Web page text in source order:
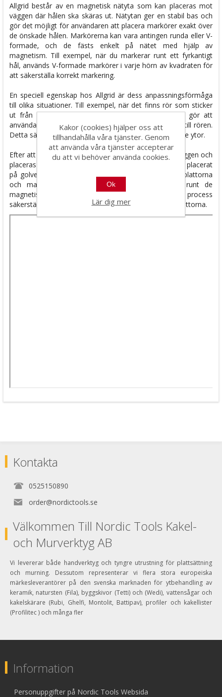
Allgrid består av en magnetisk nätyta som kan placeras mot
väggen där hålen ska skäras ut. Nätytan ger en stabil bas och
gör det möjligt för användaren att placera markörer exakt över
de önskade hålen. Markörerna kan vara antingen runda eller V-
formade, och de fästs enkelt på nätet med hjälp av
magnetism. Till exempel, när du markerar runt ett fyrkantigt
hål, används V-formade markörer i varje hörn av kvadraten för
att säkerställa korrekt markering.
En speciell egenskap hos Allgrid är dess anpassningsförmåga
till olika situationer. Till exempel, när det finns rör som sticker
ut från väggen, har produkten justerbara ben som gör att
användaren kan höja nätytan i rätt höjd i förhållande till rören.
Detta säkerställer korrekt märkning även på utmanande ytor.
Efter att alla hål har markerats tas Allgrid bort från väggen och
placeras över motsvarande kakel/skivor som du har placerat
på golvet eller ett bord. Sedan placeras Allgrid över plattorna
och markeringen upprepas genom att rita spår runt de
magnetiska markörerna. Denna enkla men effektiva process
säkerställer kortfattad och exakt skärning av hålen i plattorna.
Kontakta
0525150890
order@nordictools.se
Välkommen Till Nordic Tools Kakel-
och Murverktyg AB
Vi levererar både handverktyg och tyngre utrustning för plattsättning
och murning. Dessutom representerar vi flera stora europeiska
märkesleverantörer på den svenska marknaden för ytbehandling av
keramik, natursten (Fila), byggskivor (Tetti) och (Wedi), vattensågar och
kakelskärare (Rubi, Ghelfi, Montolit, Battipav), profiler och kakellister
(Profilitec ) och många fler
Information
Personuppgifter på Nordic Tools Websida
Kakor (cookies) hjälper oss att
tillhandahålla våra tjänster. Genom
att använda våra tjänster accepterar
du att vi behöver använda cookies.
Ok
Lär dig mer